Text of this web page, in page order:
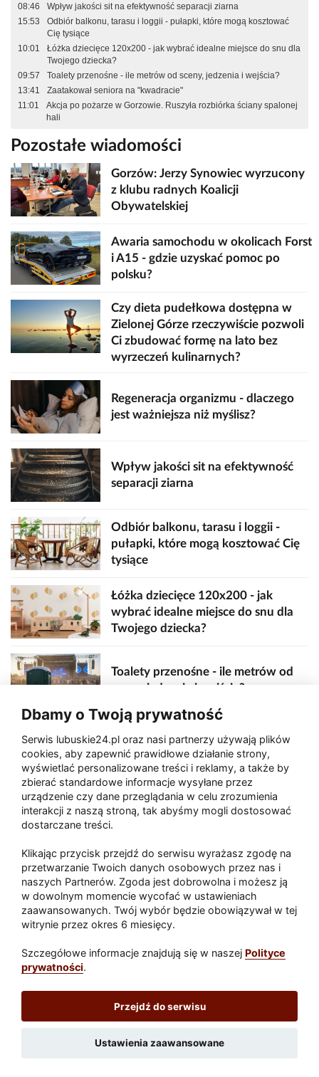
08:46
Wpływ jakości sit na efektywność separacji ziarna
15:53
Odbiór balkonu, tarasu i loggii - pułapki, które mogą kosztować
Cię tysiące
10:01
Łóżka dziecięce 120x200 - jak wybrać idealne miejsce do snu dla
Twojego dziecka?
09:57
Toalety przenośne - ile metrów od sceny, jedzenia i wejścia?
13:41
Zaatakował seniora na "kwadracie"
11:01
Akcja po pożarze w Gorzowie. Ruszyła rozbiórka ściany spalonej
hali
Pozostałe wiadomości
Gorzów: Jerzy Synowiec wyrzucony
z klubu radnych Koalicji
Obywatelskiej
Awaria samochodu w okolicach Forst
i A15 - gdzie uzyskać pomoc po
polsku?
Czy dieta pudełkowa dostępna w
Zielonej Górze rzeczywiście pozwoli
Ci zbudować formę na lato bez
wyrzeczeń kulinarnych?
Regeneracja organizmu - dlaczego
jest ważniejsza niż myślisz?
Wpływ jakości sit na efektywność
separacji ziarna
Odbiór balkonu, tarasu i loggii -
pułapki, które mogą kosztować Cię
tysiące
Łóżka dziecięce 120x200 - jak
wybrać idealne miejsce do snu dla
Twojego dziecka?
Toalety przenośne - ile metrów od
sceny, jedzenia i wejścia?
Zaatakował seniora na "kwadracie"
Akcja po pożarze w Gorzowie.
Ruszyła rozbiórka ściany spalonej
Paliwa
Raport Dodaj raport
Sport
Lubuskie24.pl
Redakcja
Dbamy o Twoją prywatność
Serwis lubuskie24.pl oraz nasi partnerzy używają plików
cookies, aby zapewnić prawidłowe działanie strony,
wyświetlać personalizowane treści i reklamy, a także by
zbierać standardowe informacje wysyłane przez
urządzenie czy dane przeglądania w celu zrozumienia
interakcji z naszą stroną, tak abyśmy mogli dostosować
dostarczane treści.
Klikając przycisk przejdź do serwisu wyrażasz zgodę na
przetwarzanie Twoich danych osobowych przez nas i
naszych Partnerów. Zgoda jest dobrowolna i możesz ją
w dowolnym momencie wycofać w ustawieniach
zaawansowanych. Twój wybór będzie obowiązywał w tej
witrynie przez okres 6 miesięcy.
Szczegółowe informacje znajdują się w naszej Polityce
prywatności.
Przejdź do serwisu
Ustawienia zaawansowane